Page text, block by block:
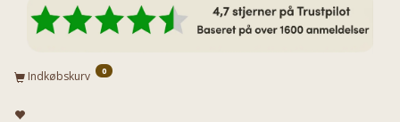
Indkøbskurv 0